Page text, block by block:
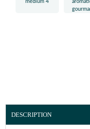
DESCRIPTION